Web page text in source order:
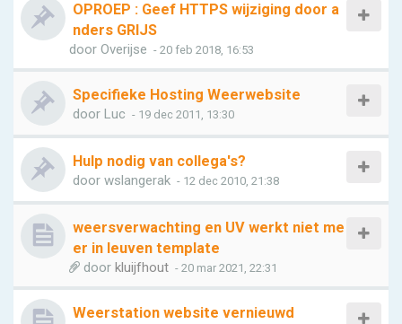
OPROEP : Geef HTTPS wijziging door a
nders GRIJS
door Overijse - 20 feb 2018, 16:53
Specifieke Hosting Weerwebsite
door Luc - 19 dec 2011, 13:30
Hulp nodig van collega's?
door wslangerak - 12 dec 2010, 21:38
weersverwachting en UV werkt niet me
er in leuven template
door kluijfhout - 20 mar 2021, 22:31
Weerstation website vernieuwd